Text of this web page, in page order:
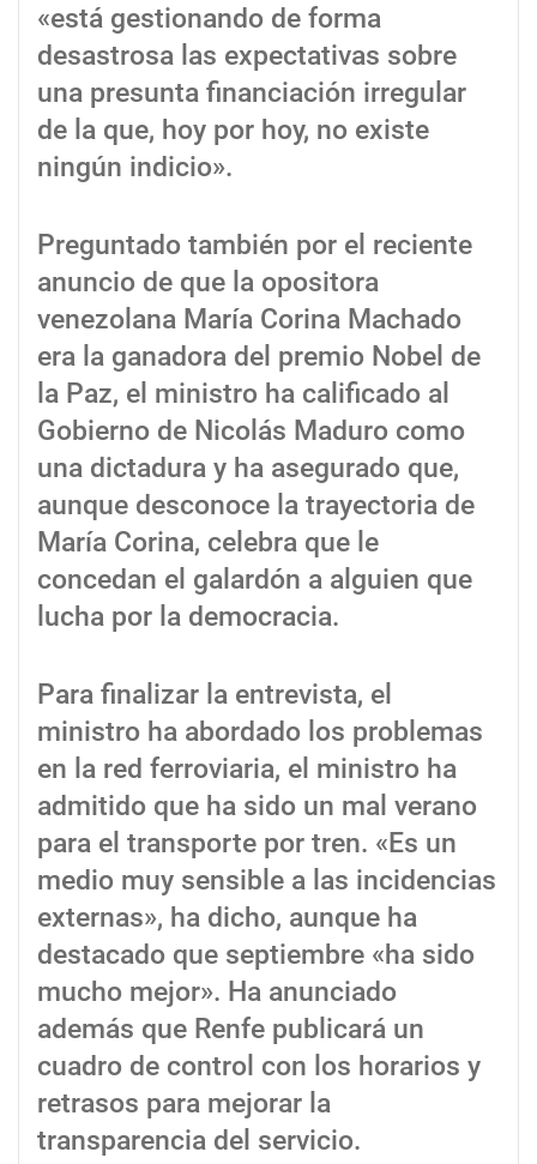
«está gestionando de forma
desastrosa las expectativas sobre
una presunta financiación irregular
de la que, hoy por hoy, no existe
ningún indicio».
Preguntado también por el reciente
anuncio de que la opositora
venezolana María Corina Machado
era la ganadora del premio Nobel de
la Paz, el ministro ha calificado al
Gobierno de Nicolás Maduro como
una dictadura y ha asegurado que,
aunque desconoce la trayectoria de
María Corina, celebra que le
concedan el galardón a alguien que
lucha por la democracia.
Para finalizar la entrevista, el
ministro ha abordado los problemas
en la red ferroviaria, el ministro ha
admitido que ha sido un mal verano
para el transporte por tren. «Es un
medio muy sensible a las incidencias
externas», ha dicho, aunque ha
destacado que septiembre «ha sido
mucho mejor». Ha anunciado
además que Renfe publicará un
cuadro de control con los horarios y
retrasos para mejorar la
transparencia del servicio.